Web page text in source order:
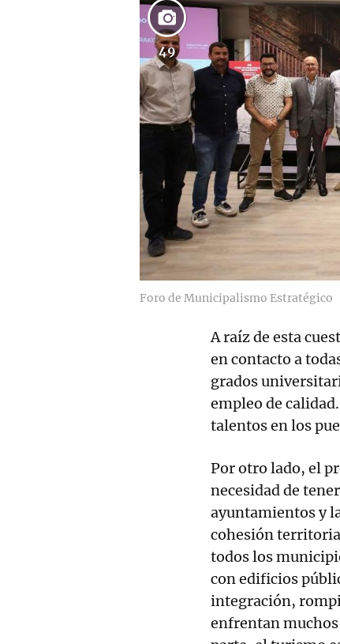
49
Foro de Municipalismo Estratégico
A raíz de esta
en contacto a
grados
empleo de
talentos en los
Por otro lado, el
necesidad de
ayuntamientos y
cohesión
todos los
con edificios
integración,
enfrentan